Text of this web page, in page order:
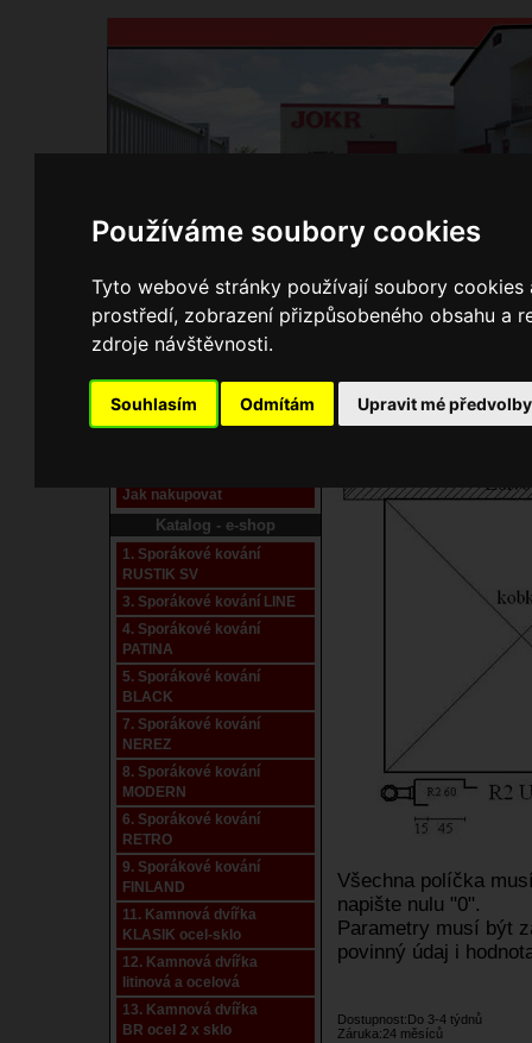
Používáme soubory cookies
Tyto webové stránky používají soubory
prostředí, zobrazení přizpůsobeného obsahu a
zdroje návštěvnosti.
Souhlasím Odmítám Upravit mé předvolby
Domů Kontakty Přihlášení Ke
Pracoviště laser
Nové pracoviště firmy
Jak nakupovat
Katalog - e-shop
1. Sporákové kování
RUSTIK SV
3. Sporákové kování LINE
4. Sporákové kování
PATINA
5. Sporákové kování
BLACK
7. Sporákové kování
NEREZ
8. Sporákové kování
MODERN
6. Sporákové kování
RETRO
9. Sporákové kování
FINLAND
11. Kamnová dvířka
KLASIK ocel-sklo
12. Kamnová dvířka
litinová a ocelová
13. Kamnová dvířka
BR ocel 2 x sklo
E-shop JOKR
02150386
Všechna políčka
napište nulu "0".
Parametry musí být
povinný údaj i
Dostupnost:Do 3-4 týdnů
Záruka:24 měsíců